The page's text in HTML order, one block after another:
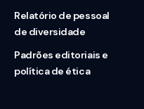
Relatório de pessoal
de diversidade
Padrões editoriais e
política de ética